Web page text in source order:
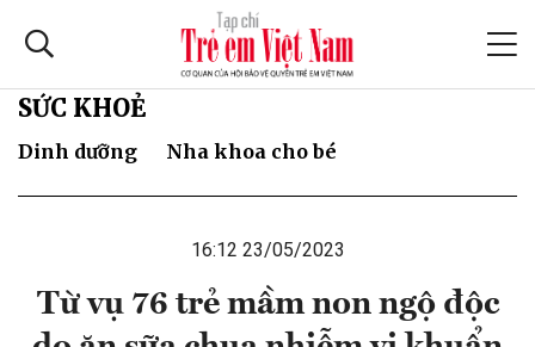
SỨC KHOẺ
Dinh dưỡng Nha khoa cho bé
16:12 23/05/2023
Từ vụ 76 trẻ mầm non ngộ độc